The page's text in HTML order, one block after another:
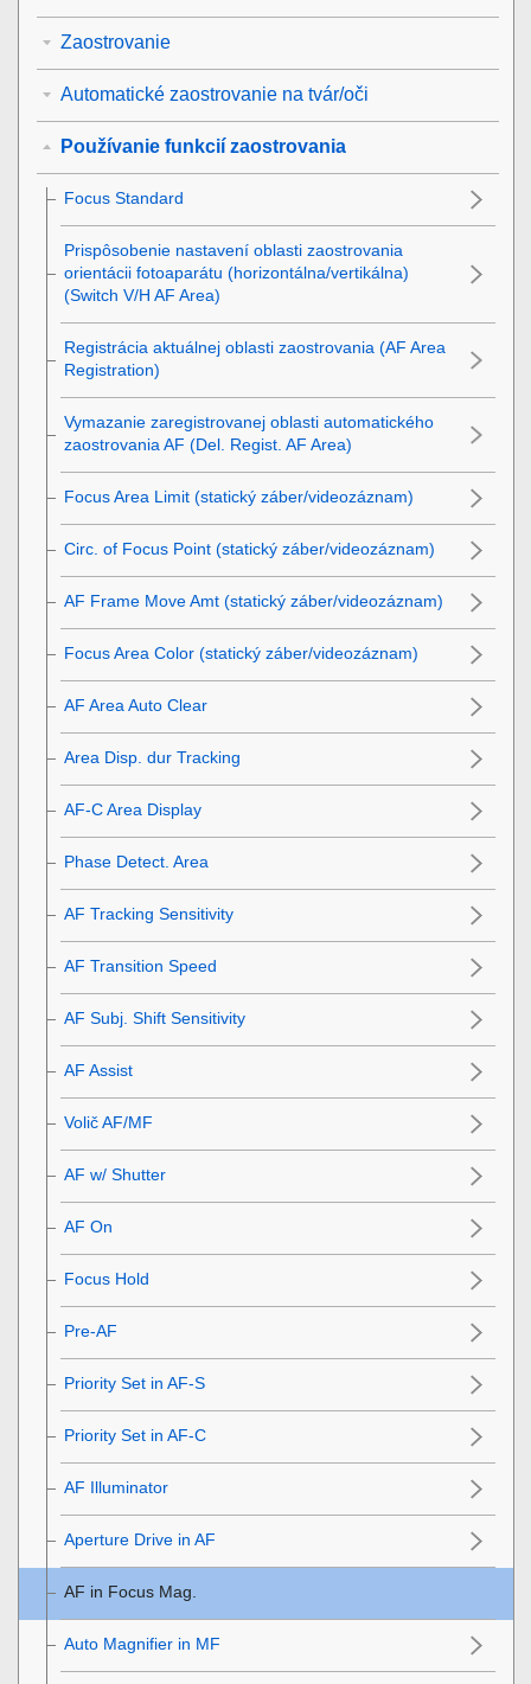
Zaostrovanie
Automatické zaostrovanie na tvár/oči
Používanie funkcií zaostrovania
Focus Standard
Prispôsobenie nastavení oblasti zaostrovania
orientácii fotoaparátu (horizontálna/vertikálna)
(Switch V/H AF Area)
Registrácia aktuálnej oblasti zaostrovania (AF Area
Registration)
Vymazanie zaregistrovanej oblasti automatického
zaostrovania AF (Del. Regist. AF Area)
Focus Area Limit (statický záber/videozáznam)
Circ. of Focus Point (statický záber/videozáznam)
AF Frame Move Amt (statický záber/videozáznam)
Focus Area Color (statický záber/videozáznam)
AF Area Auto Clear
Area Disp. dur Tracking
AF-C Area Display
Phase Detect. Area
AF Tracking Sensitivity
AF Transition Speed
AF Subj. Shift Sensitivity
AF Assist
Volič AF/MF
AF w/ Shutter
AF On
Focus Hold
Pre-AF
Priority Set in AF-S
Priority Set in AF-C
AF Illuminator
Aperture Drive in AF
AF in Focus Mag.
Auto Magnifier in MF